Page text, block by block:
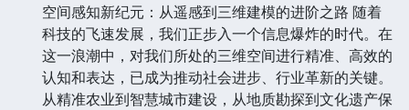
空间感知新纪元：从遥感到三维建模的进阶之路 随着
科技的飞速发展，我们正步入一个信息爆炸的时代。在
这一浪潮中，对我们所处的三维空间进行精准、高效的
认知和表达，已成为推动社会进步、行业革新的关键。
从精准农业到智慧城市建设，从地质勘探到文化遗产保